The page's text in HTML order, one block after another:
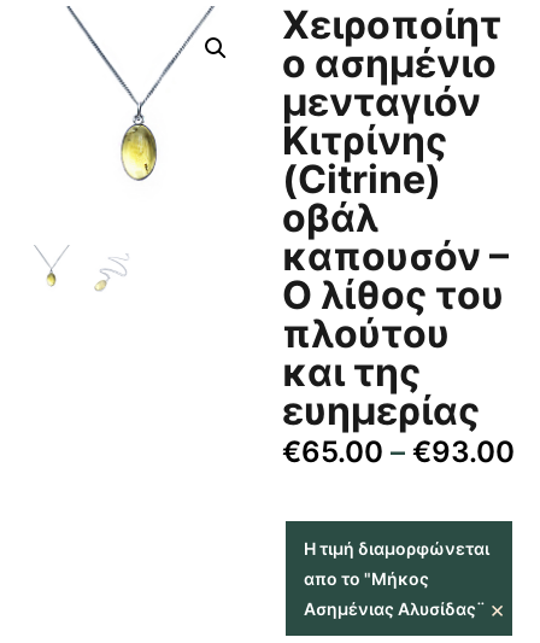
Χειροποίητ
ο ασημένιο
μενταγιόν
Κιτρίνης
(Citrine)
οβάλ
καπουσόν –
Ο λίθος του
πλούτου
και της
ευημερίας
€65.00 – €93.00
Η τιμή διαμορφώνεται
απο το "Μήκος
Ασημένιας Αλυσίδας¨ ×